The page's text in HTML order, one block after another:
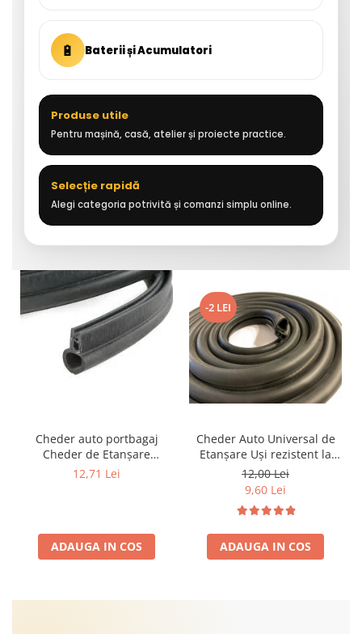
🔋 Baterii și Acumulatori
Produse utile
Pentru mașină, casă, atelier și proiecte practice.
Selecție rapidă
Alegi categoria potrivită și comanzi simplu online.
Cheder auto portbagaj
Cheder de Etanșare
Profesional din Cauciuc -
Liniar
12,71 Lei
ADAUGA IN COS
-2 LEI
Cheder Auto Universal de
Etanșare Uși rezistent la
intemperii, raze UV,
îmbătrânire și temperaturi
extreme
12,00 Lei
9,60 Lei
ADAUGA IN COS